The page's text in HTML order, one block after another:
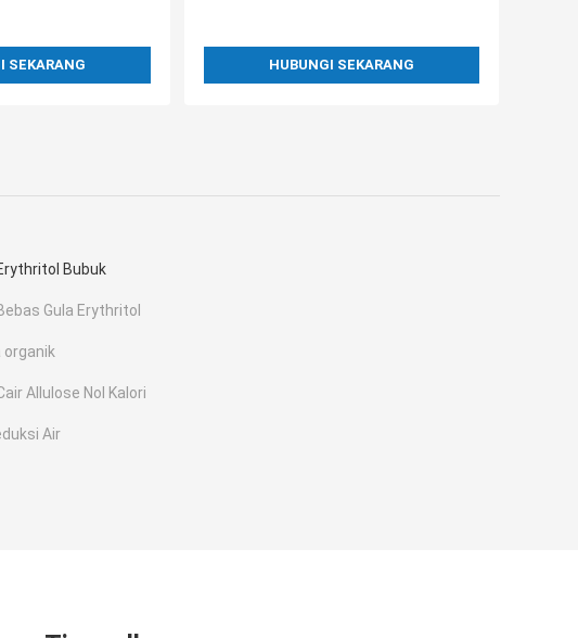
SEKARANG HUBUNGI SEKARANG
Bubuk
Gula Erythritol
organik
Allulose Nol Kalori
Air